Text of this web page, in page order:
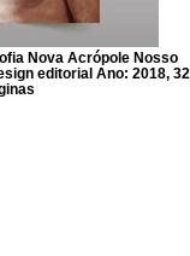
Nova Acrópole Nosso
editorial Ano: 2018, 32